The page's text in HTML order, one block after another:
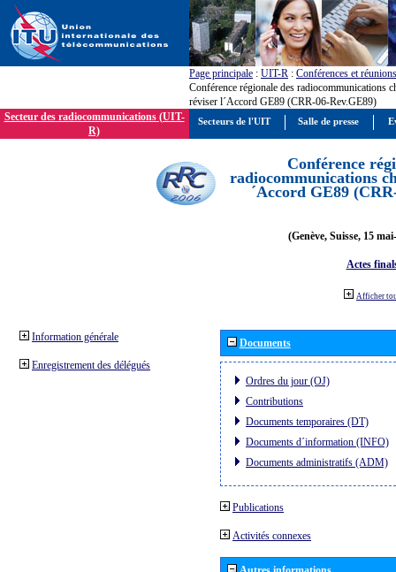
Page principale : UIT-R : Conférences et réunions
Conférence régionale des radiocommunications
réviser l´Accord GE89 (CRR-06-Rev.GE89)
Secteur des radiocommunications (UIT-
R)
Conférence
radiocommunications
´Accord GE89
(Genève, Suisse, 15
Actes
Afficher
Information générale
Enregistrement des délégués
Documents
Ordres du jour (OJ)
Contributions
Documents temporaires (DT)
Documents d´information (INFO)
Documents administratifs (ADM)
Publications
Activités connexes
Secteurs de l'UIT Salle de presse